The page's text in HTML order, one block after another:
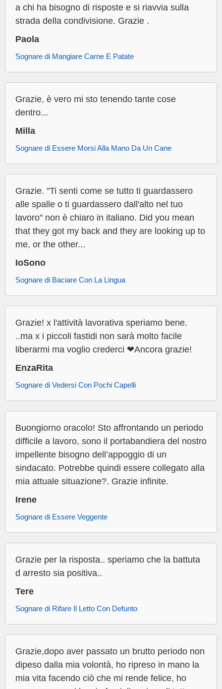
a chi ha bisogno di risposte e si riavvia sulla
strada della condivisione. Grazie .
Paola
Sognare di Mangiare Carne E Patate
Grazie, è vero mi sto tenendo tante cose
dentro...
Milla
Sognare di Essere Morsi Alla Mano Da Un Cane
Grazie. "Ti senti come se tutto ti guardassero
alle spalle o ti guardassero dall'alto nel tuo
lavoro" non è chiaro in italiano. Did you mean
that they got my back and they are looking up to
me, or the other...
IoSono
Sognare di Baciare Con La Lingua
Grazie! x l'attività lavorativa speriamo bene.
..ma x i piccoli fastidi non sarà molto facile
liberarmi ma voglio crederci ❤Ancora grazie!
EnzaRita
Sognare di Vedersi Con Pochi Capelli
Buongiorno oracolo! Sto affrontando un periodo
difficile a lavoro, sono il portabandiera del nostro
impellente bisogno dell’appoggio di un
sindacato. Potrebbe quindi essere collegato alla
mia attuale situazione?. Grazie infinite.
Irene
Sognare di Essere Veggente
Grazie per la risposta.. speriamo che la battuta
d arresto sia positiva..
Tere
Sognare di Rifare Il Letto Con Defunto
Grazie,dopo aver passato un brutto periodo non
dipeso dalla mia volontà, ho ripreso in mano la
mia vita facendo ciò che mi rende felice, ho